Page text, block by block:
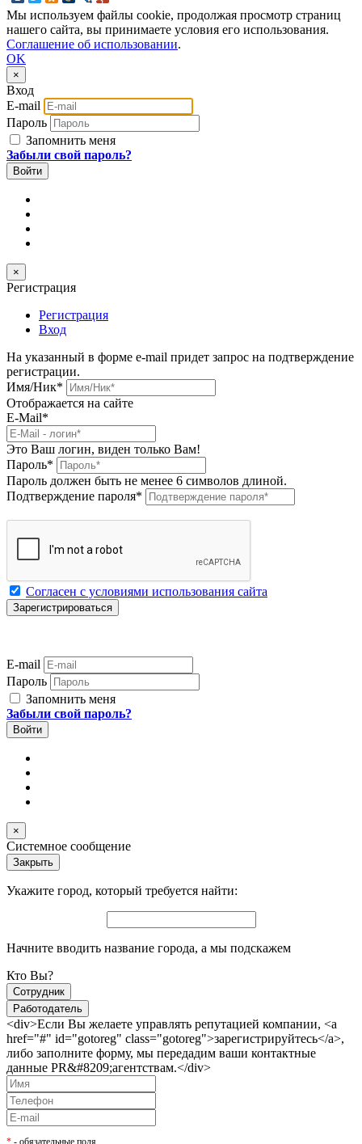
Мы используем файлы cookie, продолжая просмотр страниц
нашего сайта, вы принимаете условия его использования.
Соглашение об использовании.
OK
×
Вход
E-mail
Пароль
Запомнить меня
Забыли свой пароль?
×
Регистрация
Регистрация
Вход
На указанный в форме e-mail придет запрос на подтверждение
регистрации.
Имя/Ник*
Отображается на сайте
E-Mail*
Это Ваш логин, виден только Вам!
Пароль*
Пароль должен быть не менее 6 символов длиной.
Подтверждение пароля*
Согласен с условиями использования сайта
E-mail
Пароль
Запомнить меня
Забыли свой пароль?
×
Системное сообщение
Закрыть
Укажите город, который требуется найти:
Начните вводить название города, а мы подскажем
Кто Вы?
Сотрудник
Работодатель
<div>Если Вы желаете управлять репутацией компании, <a
href="#" id="gotoreg" class="gotoreg">зарегистрируйтесь</a>,
либо заполните форму, мы передадим ваши контактные
данные PR&#8209;агентствам.</div>
* - обязательные поля